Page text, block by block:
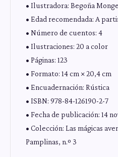
• Ilustradora: Begoña
• Edad recomendada: A
• Número de cuentos: 4
• Ilustraciones: 20 a color
• Páginas: 123
• Formato: 14 cm × 20,4 cm
• Encuadernación: Rústica
• ISBN: 978-84-126190-2-7
• Fecha de publicación: 14
• Colección: Las mágicas
Pamplinas, n.º 3